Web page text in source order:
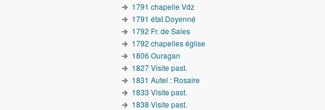
1791 chapelle Vdz
1791 état Doyenné
1792 Fr. de Sales
1792 chapelles église
1806 Ouragan
1827 Visite past.
1831 Autel : Rosaire
1833 Visite past.
1838 Visite past.